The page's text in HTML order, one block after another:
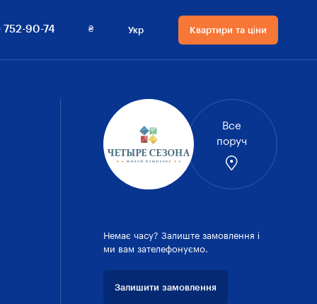
752-90-74 ₴
Валюта
$ Долари
Укр
Мова сайту
Українська
Квартири та ціни
Квартири та ціни
Все
поруч
Немає часу? Залиште замовлення і
ми вам зателефонуємо.
Залишити замовлення